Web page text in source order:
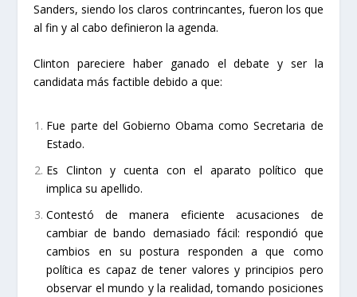
Sanders, siendo los claros contrincantes, fueron los que
al fin y al cabo definieron la agenda.
Clinton pareciere haber ganado el debate y ser la
candidata más factible debido a que:
Fue parte del Gobierno Obama como Secretaria de
Estado.
Es Clinton y cuenta con el aparato político que
implica su apellido.
Contestó de manera eficiente acusaciones de
cambiar de bando demasiado fácil: respondió que
cambios en su postura responden a que como
política es capaz de tener valores y principios pero
observar el mundo y la realidad, tomando posiciones